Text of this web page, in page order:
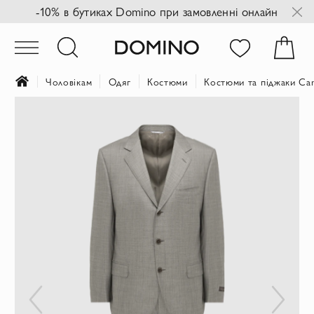
-10% в бутиках Domino при замовленні онлайн
Чоловікам Одяг Костюми Костюми та піджаки